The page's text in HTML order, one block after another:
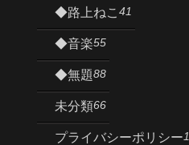
◆路上ねこ 41
◆音楽55
◆無題88
未分類66
プライバシーポリシー1